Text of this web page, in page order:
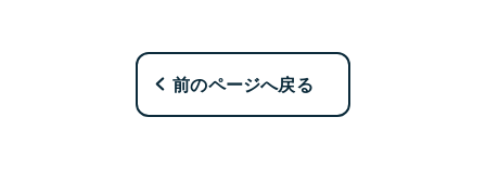
前のページへ戻る